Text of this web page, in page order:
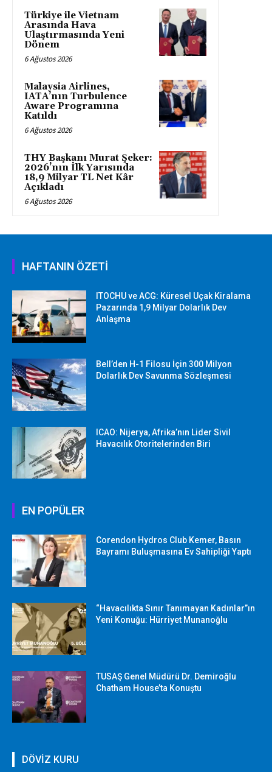
Türkiye ile Vietnam
Arasında Hava
Ulaştırmasında Yeni
Dönem
6 Ağustos 2026
Malaysia Airlines,
IATA’nın Turbulence
Aware Programına
Katıldı
6 Ağustos 2026
THY Başkanı Murat Şeker:
2026’nın İlk Yarısında
18,9 Milyar TL Net Kâr
Açıkladı
6 Ağustos 2026
HAFTANIN ÖZETİ
ITOCHU ve ACG: Küresel Uçak Kiralama
Pazarında 1,9 Milyar Dolarlık Dev
Anlaşma
Bell’den H-1 Filosu İçin 300 Milyon
Dolarlık Dev Savunma Sözleşmesi
ICAO: Nijerya, Afrika’nın Lider Sivil
Havacılık Otoritelerinden Biri
EN POPÜLER
Corendon Hydros Club Kemer, Basın
Bayramı Buluşmasına Ev Sahipliği Yaptı
“Havacılıkta Sınır Tanımayan Kadınlar”ın
Yeni Konuğu: Hürriyet Munanoğlu
TUSAŞ Genel Müdürü Dr. Demiroğlu
Chatham House’ta Konuştu
DÖVİZ KURU